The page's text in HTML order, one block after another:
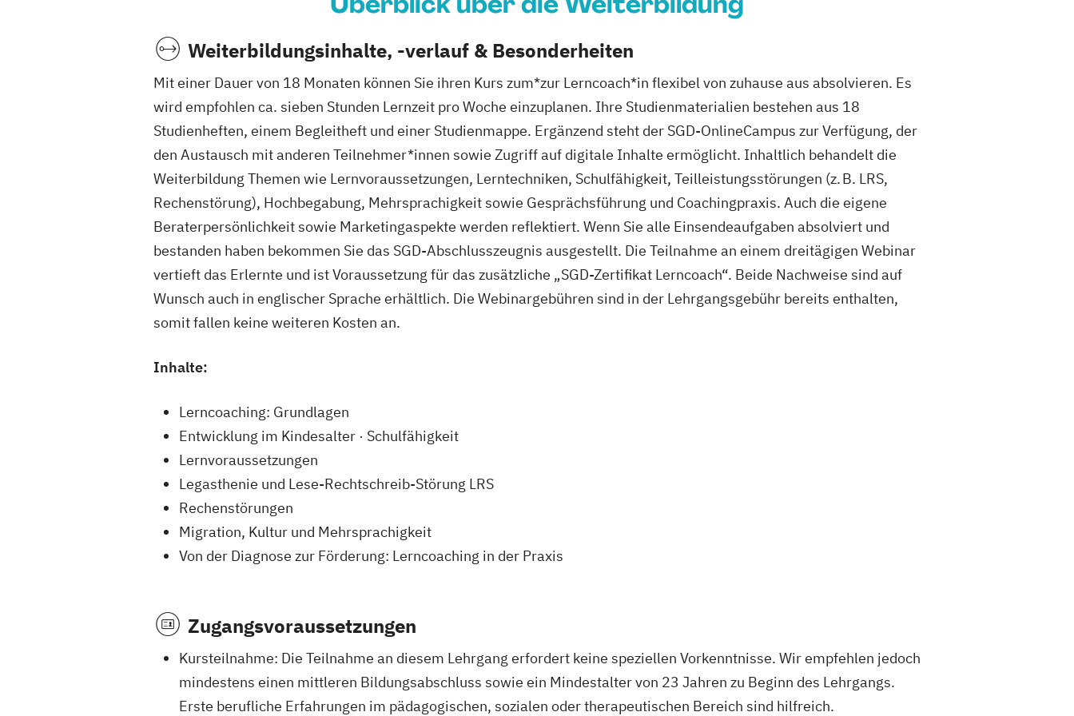
Weiterbildungsinhalte, -verlauf & Besonderheiten
Mit einer Dauer von 18 Monaten können Sie ihren Kurs zum*zur Lerncoach*in flexibel von zuhause aus absolvieren. Es
wird empfohlen ca. sieben Stunden Lernzeit pro Woche einzuplanen. Ihre Studienmaterialien bestehen aus 18
Studienheften, einem Begleitheft und einer Studienmappe. Ergänzend steht der SGD-OnlineCampus zur Verfügung, der
den Austausch mit anderen Teilnehmer*innen sowie Zugriff auf digitale Inhalte ermöglicht. Inhaltlich behandelt die
Weiterbildung Themen wie Lernvoraussetzungen, Lerntechniken, Schulfähigkeit, Teilleistungsstörungen (z. B. LRS,
Rechenstörung), Hochbegabung, Mehrsprachigkeit sowie Gesprächsführung und Coachingpraxis. Auch die eigene
Beraterpersönlichkeit sowie Marketingaspekte werden reflektiert. Wenn Sie alle Einsendeaufgaben absolviert und
bestanden haben bekommen Sie das SGD-Abschlusszeugnis ausgestellt. Die Teilnahme an einem dreitägigen Webinar
vertieft das Erlernte und ist Voraussetzung für das zusätzliche „SGD-Zertifikat Lerncoach“. Beide Nachweise sind auf
Wunsch auch in englischer Sprache erhältlich. Die Webinargebühren sind in der Lehrgangsgebühr bereits enthalten,
somit fallen keine weiteren Kosten an.
Inhalte:
Lerncoaching: Grundlagen
Entwicklung im Kindesalter · Schulfähigkeit
Lernvoraussetzungen
Legasthenie und Lese-Rechtschreib-Störung LRS
Rechenstörungen
Migration, Kultur und Mehrsprachigkeit
Von der Diagnose zur Förderung: Lerncoaching in der Praxis
Zugangsvoraussetzungen
Kursteilnahme: Die Teilnahme an diesem Lehrgang erfordert keine speziellen Vorkenntnisse. Wir empfehlen jedoch
mindestens einen mittleren Bildungsabschluss sowie ein Mindestalter von 23 Jahren zu Beginn des Lehrgangs.
Erste berufliche Erfahrungen im pädagogischen, sozialen oder therapeutischen Bereich sind hilfreich.